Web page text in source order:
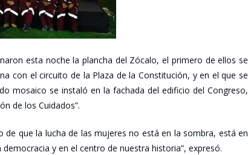
esta noche la plancha del Zócalo, el primero de ellos se
con el circuito de la Plaza de la Constitución, y en el que se
mosaico se instaló en la fachada del edificio del Congreso,
de los Cuidados”.
de que la lucha de las mujeres no está en la sombra, está en
y en el centro de nuestra historia”, expresó.